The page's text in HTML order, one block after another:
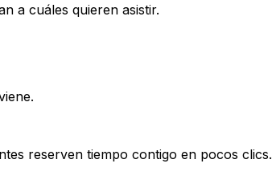
a cuáles quieren asistir.
reserven tiempo contigo en pocos clics.